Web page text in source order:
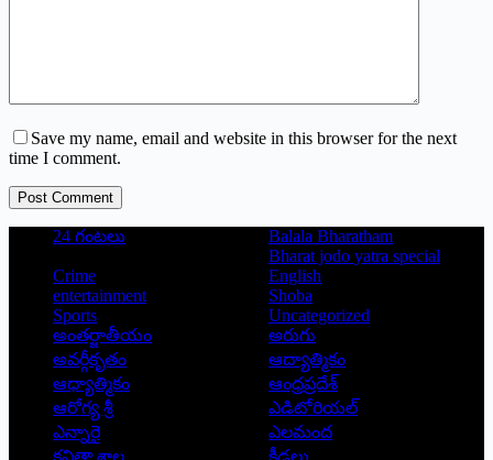
Save my name, email and website in this browser for the next
time I comment.
Post Comment
24 గంటలు
Balala Bharatham
Bharat jodo yatra special
Crime
English
entertainment
Shoba
Sports
Uncategorized
అంతర్జాతీయం
అరుగు
అవర్గీకృతం
ఆద్యాత్మికం
ఆధ్యాత్మికం
ఆంధ్రప్రదేశ్
ఆరోగ్య శ్రీ
ఎడిటోరియల్
ఎన్నారై
ఎలమంద
కవితా శాల
క్రీడలు